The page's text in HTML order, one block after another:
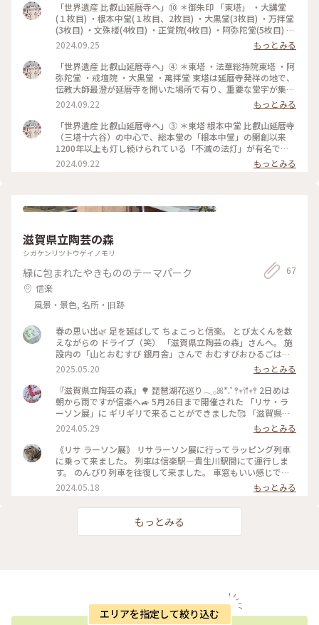
「世界遺産 比叡山延暦寺へ」⑩ ＊御朱印 「東塔」 ・大講堂
(１枚目) ・根本中堂(１枚目、2枚目) ・大黒堂(3枚目) ・万拝堂
(3枚目) ・文殊楼(4枚目) ・正覚院(4枚目) ・阿弥陀堂(5枚目) ・
法華総持院東塔(5枚目) 「西堂」、「横川」で頂いた御朱印は
それぞれ前投稿で紹介しました。 #世界遺産 比叡山延暦寺へ#
延暦寺#御朱印#東塔#秋の彩り#クラシカルな街#私のことりっ
ぷ旅
2024.09.25
もっとみる
「世界遺産 比叡山延暦寺へ」④ ＊東塔 ・法華総持院東塔 ・阿
弥陀堂 ・戒壇院 ・大黒堂 ・萬拝堂 東塔は延暦寺発祥の地で、
伝教大師最澄が延暦寺を開いた場所で有り、重要な堂宇が集ま
っています。 「萬拝堂」は、平成になってから建てられた新し
いお堂で、日本全国の神社仏閣の諸仏諸菩薩諸天善神を勧請
し、合わせて世界に遍満する神々をも共に迎えて奉安して、日
夜平和と人類の平安を祈願しています。煌びやかな千手観音菩
薩が祀られていて、１０８個有る大きな数珠の玉を回しながら
一周しておまいします。 写真を撮り忘れたのですが、お隣には
無料休憩所「一隅会館」が有って、白色や青色のたくさんの折
けられるそうです。 世界平和への祈りが届くと良いですね。 #
陀堂 #戒壇院#大黒堂#萬拝堂#世界平和祈りの集い#私のことり
っぷ旅#ことりっぷ旅2024
2024.09.22
もっとみる
「世界遺産 比叡山延暦寺へ」③ ＊東塔 根本中堂 比叡山延暦寺
（三塔十六谷）の中心で、総本堂の「根本中堂」の開創以来
1200年以上も灯し続けられている「不滅の法灯」が有名で
す。 2500年前のお釈迦様の教えを表現したお堂で、仏様は通
常高い位置にあって見上げるのが一般的ですが、ここでは参拝
修」が行われていますが、拝観する事は出来ます。 根本中堂中
頂いて来ました。お守りの色は選べるので、虹色を頂きまし
た。 #世界遺産 比叡山延暦寺へ#延暦寺#東塔#根本中堂#不滅
の法灯#根本中堂の大改修#修学ステージ#虹色お守り#私のこ
とりっぷ旅#ことりっぷ旅2024
2024.09.22 もっとみる
滋賀県立陶芸の森
シガケンリツトウゲイノモリ
緑に包まれたやきもののテーマパーク
信楽
風景・景色, 名所・旧跡
67
春の思い出🌿 足を延ばして ちょこっと信楽。 とび太くんを数
えながらの ドライブ（笑） 「滋賀県立陶芸の森」さんへ。 施
設内の「山とおむすび 銀月舎」さんで おむすびおひるごは
ん、角煮味噌汁定食を。 （おむすびふたつ選べます。） 腹ご
しらえが終わったら 嬉し楽しい器探し。 信楽焼といえば、、
のたぬきｻﾝ。 こちらでも 親子たぬきｻﾝのお出迎え。 わ、なか
なかのインパクト！ お顔をじっくり見たのは 初めてかも。 駐
車場の輪止めは 大好きダックス（我が家の家族でした） かわ
いい〜、けど 輪止め？（泣笑） 複雑な気持ちで、頭を撫でま
した。 信楽にはたくさんの窯元、、 中には 巨大なたぬきもい
て びっくりでした。 #春の思い出#ほんのり春#信楽#滋賀県立
陶芸の森#山とおむすび銀月舎#たぬき大アップ笑#アートな景
色 #ちょこっと滋賀
2025.05.20
もっとみる
『滋賀県立陶芸の森』🌳 琵琶湖花巡り𓂃𓂂ꕤ*.ﾟ𖤣𖥧𖥣𖡡𖥧𖤣 2日めは
朝から雨ですが信楽へ🚙 5月26日まで開催された 「リサ・ラ
ーソン展」に ギリギリで来ることができました🥰 「滋賀県立
陶芸の森」は 信楽の山の中にある やきものをテーマにした文
化公園で 様々な施設があります。 企画展の行われるミュージ
アム 「陶芸館」は山頂にあり 緑に囲まれた美しい景観です🌿
「リサ・ラーソン展」は リサが大学で陶芸を始めたころから
これまでの代表的な作品250点と 創造の歴史が詰まった 素晴
らしいものでした✨ 展示は撮影禁止でお見せできませんが ホ
ールから見える庭には 自然と一体となったモニュメント 「生
り リサがここで制作した樹です✨ 生命と創造を讃える力強い
素敵な作品でした🌳💓 グッズショップを見ると やはり手ぶら
では帰れません🤣 新車のキーホルダーが欲しかったので かわ
芸の森 #陶芸の森 #ミュージアム #アート #アートみたいな景
色 #アートと建築 #陶芸 #やきもの #焼きもの #信楽 #滋賀 #滋
賀県 #ドライブ滋賀 #ことりっぷ滋賀 #ことりっぷ滋賀を巡る
2024.05.29
もっとみる
《リサ ラーソン展》 リサラーソン展に行ってラッピング列車
に乗って来ました。 列車は信楽駅―貴生川駅間にて運行しま
す。 のんびり列車を往復して来ました。 車窓もいい感じでし
た。 これなら忍者がいてもおかしくないと思いました。 もう
少しで期間も終了しますが、よかったら乗ってみてください。
お得なトレイン&ミュージアム共通チケットの販売も販売して
価 格：１，５８０円（税込）（乗車券８６０円＋展覧会入
2024.05.18 もっとみる
もっとみる
エリアを指定して絞り込む